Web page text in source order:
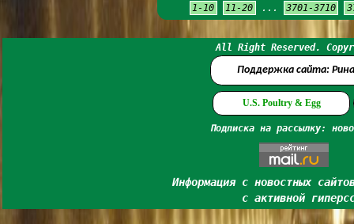
1-10 11-20 ... 3701-3710
All Right Reserved.
Поддержка сайта:
U.S. Poultry & Egg
Подписка на рассылку:
Информация с новостных
с активной